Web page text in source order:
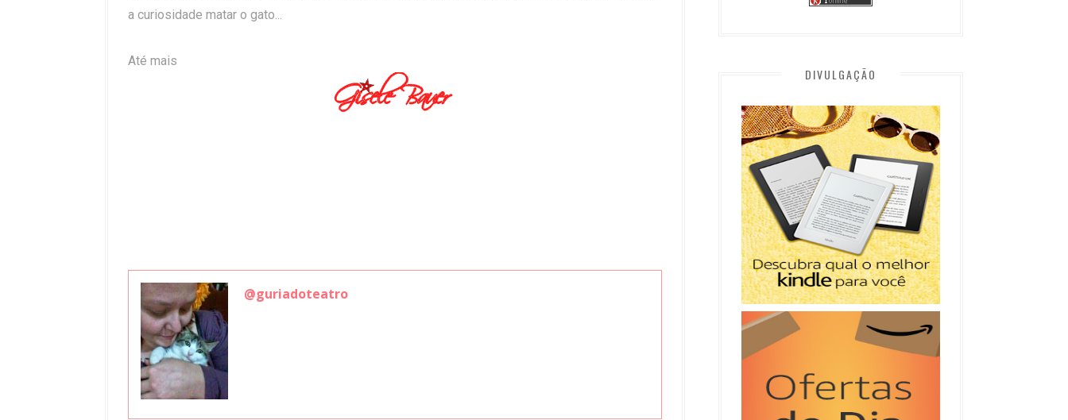
a curiosidade matar o gato...
Até mais
@guriadoteatro
DIVULGAÇÃO